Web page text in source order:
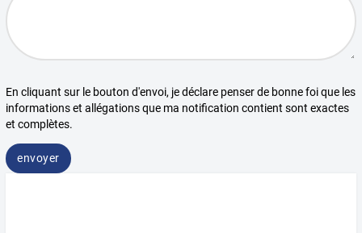
En cliquant sur le bouton d'envoi, je déclare penser de bonne foi que les
informations et allégations que ma notification contient sont exactes
et complètes.
envoyer